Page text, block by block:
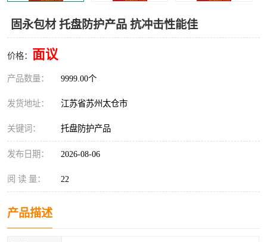
固永包材 托盘防护产品 抗冲击性能佳
价格： 面议
产品数量： 9999.00个
发货地址： 江苏省苏州太仓市
关键词： 托盘防护产品
发布日期： 2026-08-06
阅 读 量： 22
产品描述